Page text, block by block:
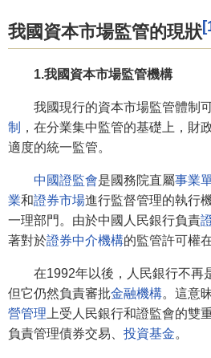
我國資本市場監管的現狀
1.我國資本市場監管機構
我國現行的資本市場監管體制
制
，在分業集中監管的基礎上，財政
適度的統一監管。
中國證監會是國務院直屬事業
業和證券市場進行監督管理的執行
一理部門。由於中國人民銀行負責
著對於證券中介機構的監管許可權
在1992年以後，人民銀行不再是
但它仍然負責審批金融機構。這意
營管理 上受人民銀行和證監會的雙
負責管理債券交易、 投資基金。